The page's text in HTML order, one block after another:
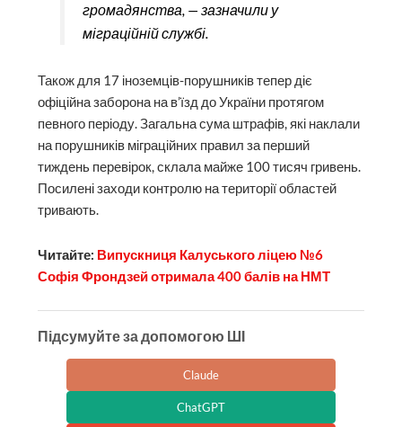
громадянства, — зазначили у
міграційній службі.
Також для 17 іноземців-порушників тепер діє
офіційна заборона на в’їзд до України протягом
певного періоду. Загальна сума штрафів, які наклали
на порушників міграційних правил за перший
тиждень перевірок, склала майже 100 тисяч гривень.
Посилені заходи контролю на території областей
тривають.
Читайте: Випускниця Калуського ліцею №6
Софія Фрондзей отримала 400 балів на НМТ
Підсумуйте за допомогою ШІ
Claude
ChatGPT